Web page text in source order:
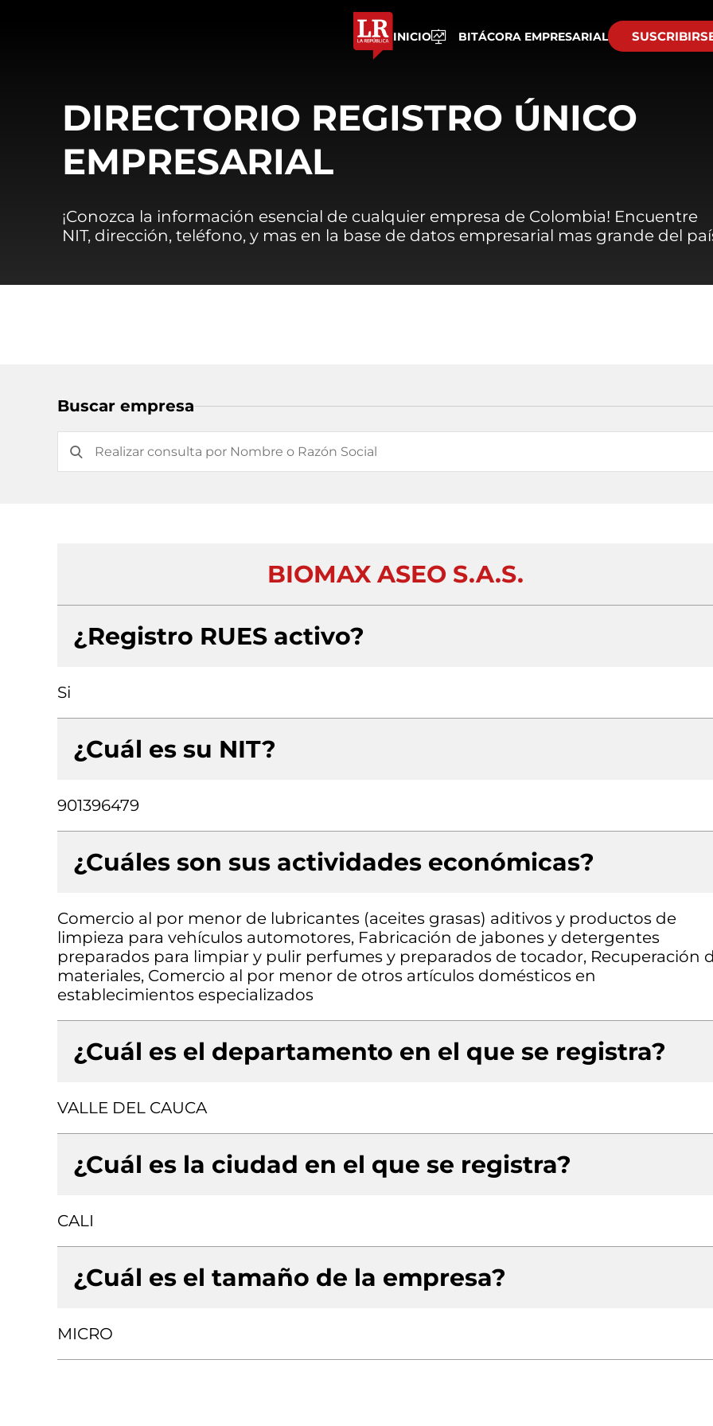
INICIO BITÁCORA EMPRESARIAL
DIRECTORIO REGISTRO ÚNICO
EMPRESARIAL
¡Conozca la información esencial de cualquier empresa de Colombia! Encuentre
NIT, dirección, teléfono, y mas en la base de datos empresarial mas grande del
Buscar empresa
BIOMAX ASEO S.A.S.
¿Registro RUES activo?
Si
¿Cuál es su NIT?
901396479
¿Cuáles son sus actividades económicas?
Comercio al por menor de lubricantes (aceites grasas) aditivos y productos de
limpieza para vehículos automotores, Fabricación de jabones y detergentes
preparados para limpiar y pulir perfumes y preparados de tocador, Recuperación
materiales, Comercio al por menor de otros artículos domésticos en
establecimientos especializados
¿Cuál es el departamento en el que se registra?
VALLE DEL CAUCA
¿Cuál es la ciudad en el que se registra?
CALI
¿Cuál es el tamaño de la empresa?
MICRO